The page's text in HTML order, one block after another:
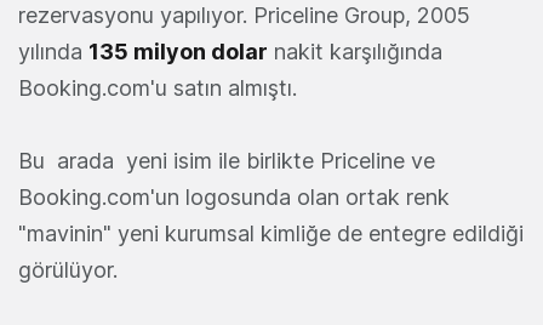
rezervasyonu yapılıyor. Priceline Group, 2005
yılında 135 milyon dolar nakit karşılığında
Booking.com'u satın almıştı.
Bu arada yeni isim ile birlikte Priceline ve
Booking.com'un logosunda olan ortak renk
"mavinin" yeni kurumsal kimliğe de entegre edildiği
görülüyor.